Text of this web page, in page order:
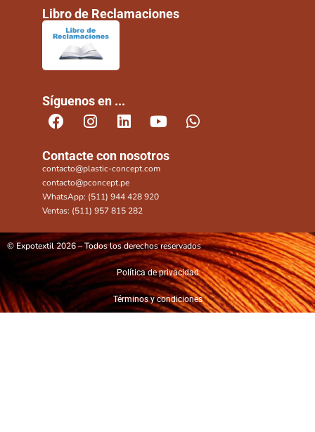
Libro de Reclamaciones
Síguenos en ...
Contacte con nosotros
contacto@plastic-concept.com
contacto@pconcept.pe
WhatsApp: (511) 944 428 920
Ventas: (511) 957 815 282
© Expotextil 2026 – Todos los derechos reservados
Política de privacidad
Términos y condiciones